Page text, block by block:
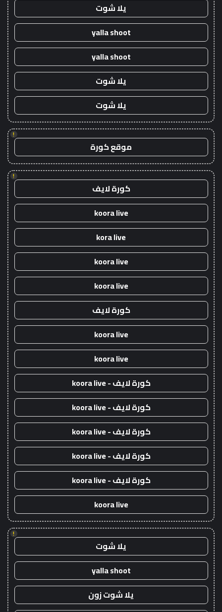
يلا شوت
yalla shoot
yalla shoot
يلا شوت
يلا شوت
!
موقع كورة
!
كورة لايف
koora live
kora live
koora live
koora live
كورة لايف
koora live
koora live
كورة لايف - koora live
كورة لايف - koora live
كورة لايف - koora live
كورة لايف - koora live
كورة لايف - koora live
koora live
!
يلا شوت
yalla shoot
يلا شوت زون